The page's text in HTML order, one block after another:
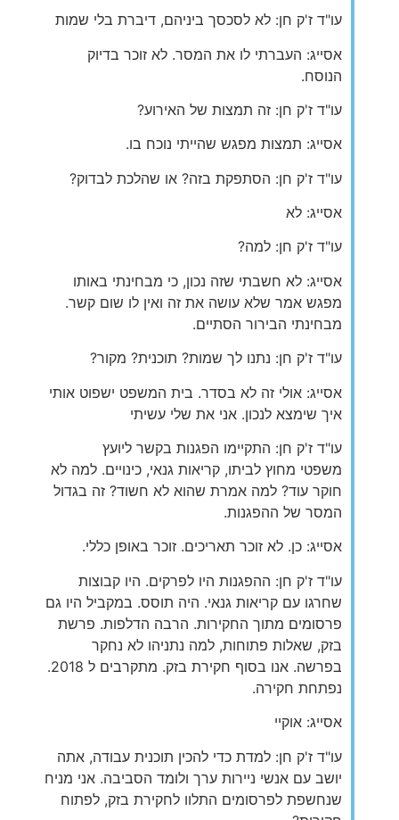
עו"ד ז'ק חן: לא לסכסך ביניהם, דיברת בלי שמות
אסייג: העברתי לו את המסר. לא זוכר בדיוק
הנוסח.
עו"ד ז'ק חן: זה תמצות של האירוע?
אסייג: תמצות מפגש שהייתי נוכח בו.
עו"ד ז'ק חן: הסתפקת בזה? או שהלכת לבדוק?
אסייג: לא
עו"ד ז'ק חן: למה?
אסייג: לא חשבתי שזה נכון, כי מבחינתי באותו
מפגש אמר שלא עושה את זה ואין לו שום קשר.
מבחינתי הבירור הסתיים.
עו"ד ז'ק חן: נתנו לך שמות? תוכנית? מקור?
אסייג: אולי זה לא בסדר. בית המשפט ישפוט אותי
איך שימצא לנכון. אני את שלי עשיתי
עו"ד ז'ק חן: התקיימו הפגנות בקשר ליועץ
משפטי מחוץ לביתו, קריאות גנאי, כינויים. למה לא
חוקר עוד? למה אמרת שהוא לא חשוד? זה בגדול
המסר של ההפגנות.
אסייג: כן. לא זוכר תאריכים. זוכר באופן כללי.
עו"ד ז'ק חן: ההפגנות היו לפרקים. היו קבוצות
שחרגו עם קריאות גנאי. היה תוסס. במקביל היו גם
פרסומים מתוך החקירות. הרבה הדלפות. פרשת
בזק, שאלות פתוחות, למה נתניהו לא נחקר
בפרשה. אנו בסוף חקירת בזק. מתקרבים ל 2018.
נפתחת חקירה.
אסייג: אוקיי
עו"ד ז'ק חן: למדת כדי להכין תוכנית עבודה, אתה
יושב עם אנשי ניירות ערך ולומד הסביבה. אני מניח
שנחשפת לפרסומים התלוו לחקירת בזק, לפתוח